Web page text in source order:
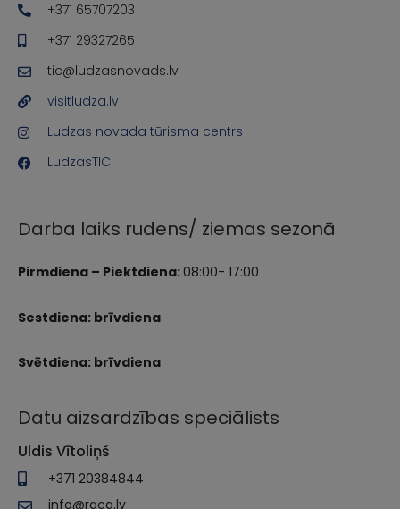
+371 65707203
+371 29327265
tic@ludzasnovads.lv
visitludza.lv
Ludzas novada tūrisma centrs
LudzasTIC
Darba laiks rudens/ ziemas sezonā
Pirmdiena – Piektdiena:08:00- 17:00
Sestdiena: brīvdiena
Svētdiena: brīvdiena
Datu aizsardzības speciālists
Uldis Vītoliņš
+371 20384844
info@raca.lv